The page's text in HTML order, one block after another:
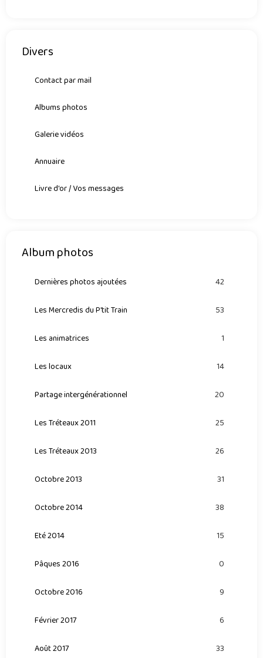
Divers
Contact par mail
Albums photos
Galerie vidéos
Annuaire
Livre d'or / Vos messages
Album photos
Dernières photos ajoutées 42
Les Mercredis du P'tit Train 53
Les animatrices 1
Les locaux 14
Partage intergénérationnel 20
Les Tréteaux 2011 25
Les Tréteaux 2013 26
Octobre 2013 31
Octobre 2014 38
Eté 2014 15
Pâques 2016 0
Octobre 2016 9
Février 2017 6
Août 2017 33